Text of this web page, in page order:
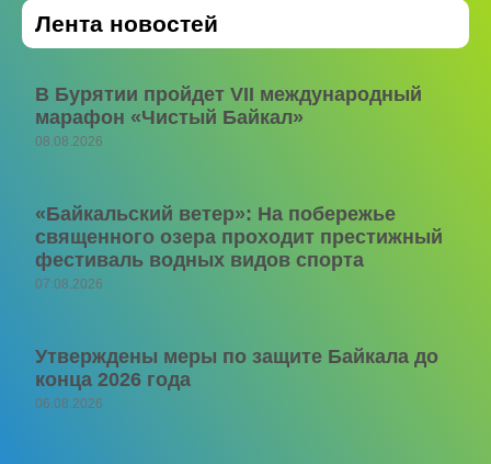
Лента новостей
В Бурятии пройдет VII международный
марафон «Чистый Байкал»
08.08.2026
«Байкальский ветер»: На побережье
священного озера проходит престижный
фестиваль водных видов спорта
07.08.2026
Утверждены меры по защите Байкала до
конца 2026 года
06.08.2026